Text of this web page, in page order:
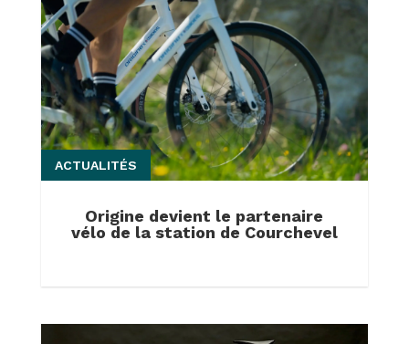
Origine devient le partenaire
vélo de la station de Courchevel
ACTUALITÉS